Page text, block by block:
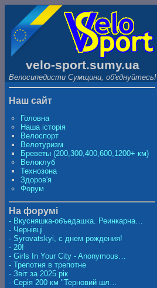
velo-sport.sumy.ua
Велосипедисти Сумщини, об'єднуйтесь!
Наш сайт
Головна
Наша історія
Велоспорт
Велотуризм
Бреветы (200,300,400,600,1200+ км)
Велоклуб
Технозона
Здоров'я
Форум
На форумі
- Вкусняшка-объедашка. Реинкарна…
- Чернівці
- Syrovatskyi, с днем рождения!
- 20!
- Girls In Your City - Anonymous…
- Трепотня в трепотне
- Звіт за 2025 рік
- Серія 200 км "Терновий шл…